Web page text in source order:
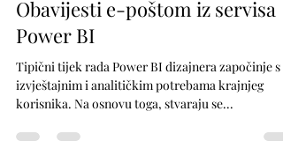
6. lip 2022. 3 min čitanja
Obavijesti e-poštom iz servisa
Power BI
Tipični tijek rada Power BI dizajnera započinje s
izvještajnim i analitičkim potrebama krajnjeg
korisnika. Na osnovu toga, stvaraju se...